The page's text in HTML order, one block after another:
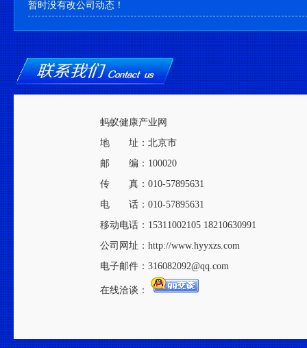
暂时没有改公司动态！
蚂蚁健康产业网
地 址：北京市
邮 编：100020
传 真：010-57895631
电 话：010-57895631
移动电话：15311002105 18210630991
公司网址：http://www.hyyxzs.com
电子邮件：316082092@qq.com
在线洽谈：